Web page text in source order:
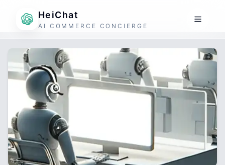
HeiChat
AI COMMERCE CONCIERGE